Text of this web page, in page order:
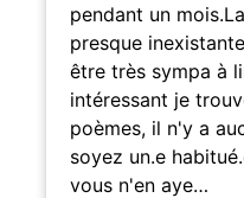
pendant un
presque
être très sympa à
intéressant je
poèmes, il n'y a
soyez un.e
vous n'en aye…